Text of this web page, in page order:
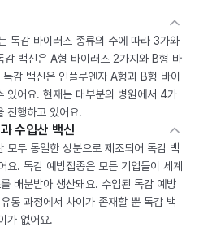
독감 바이러스 종류의 수에 따라 3가와
백신은 A형 바이러스 2가지와 B형 바
감 백신은 인플루엔자 A형과 B형 바이
있어요. 현재는 대부분의 병원에서 4가
진행하고 있어요.
수입산 백신
모두 동일한 성분으로 제조되어 독감 백
요. 독감 예방접종은 모든 기업들이 세계
배분받아 생산돼요. 수입된 독감 예방
통 과정에서 차이가 존재할 뿐 독감 백
가 없어요.